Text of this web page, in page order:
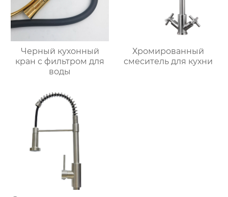
Черный кухонный
кран с фильтром для
воды
Хромированный
смеситель для кухни